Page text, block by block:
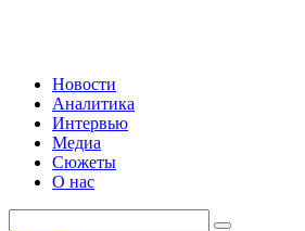
Новости
Аналитика
Интервью
Медиа
Сюжеты
О нас